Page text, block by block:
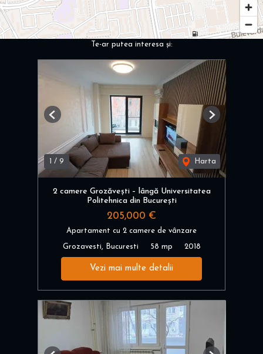
Te-ar putea interesa și:
/ 9 Harta
Previous Next
2 camere Grozăvești – lângă Universitatea
Politehnica din București
205,000 €
Apartament cu 2 camere de vânzare
Grozavesti, Bucuresti 58 mp 2018
Vezi mai multe detalii